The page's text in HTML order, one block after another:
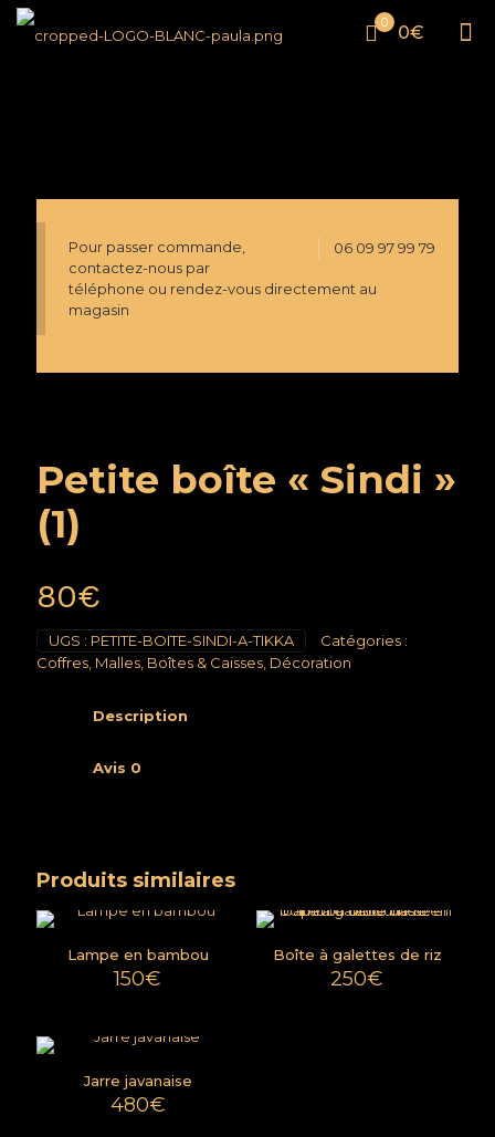
0 0€
06 09 97 99 79
Pour passer commande,
contactez-nous par
téléphone ou rendez-vous directement au
magasin
Petite boîte « Sindi »
(1)
80€
UGS : PETITE-BOITE-SINDI-A-TIKKA
Catégories :
Coffres, Malles, Boîtes & Caisses Décoration
Description
Avis 0
Produits similaires
Lampe en bambou
150€
Boîte à galettes de riz
250€
Jarre javanaise
480€